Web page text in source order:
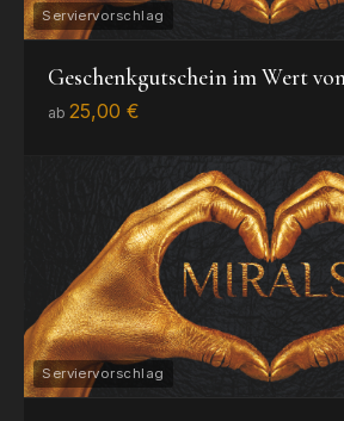
Geschenkgutschein im Wert
ab 25,00 €